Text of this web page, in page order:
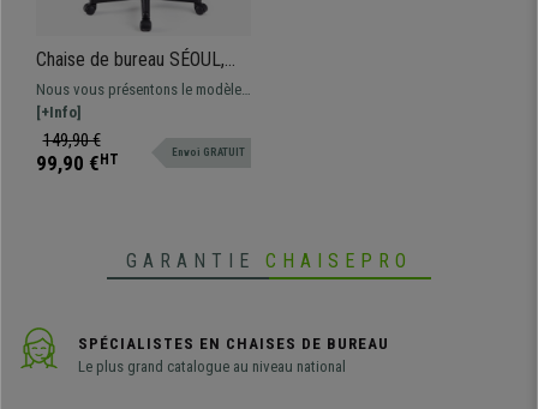
Chaise de bureau SÉOUL,
Design séduisant, Grande
Assise Rembourrée, Bleu
Nous vous présentons le modèle
SÉOUL avec un design
remarquable et de plus disponible
en différentes couleurs. Ce
[+Info]
149,90 €
99,90 € HT Envoi GRATUIT
GARANTIE CHAISEPRO
SPÉCIALISTES EN CHAISES DE BUREAU
Le plus grand catalogue au niveau national